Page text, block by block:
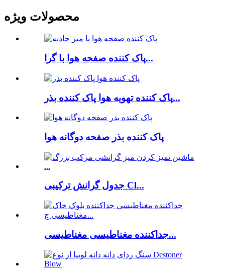
محصولات ویژه
پاک کننده صفحه هوا با گرا...
پاک کننده تهویه هوا پاک کننده بذر...
پاک کننده بذر صفحه دوگانه هوا
جدول گرانش ترکیبی Cl...
جداکننده مغناطیسی مغناطیسی...